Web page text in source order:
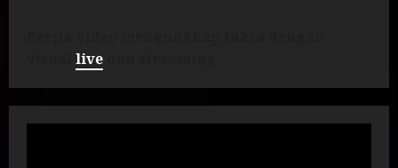
live